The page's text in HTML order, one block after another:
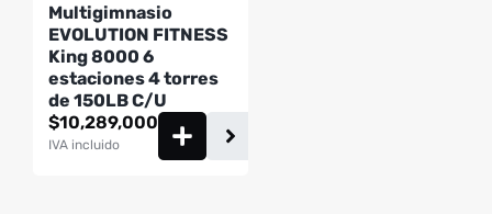
Multigimnasio
EVOLUTION FITNESS
King 8000 6
estaciones 4 torres
de 150LB C/U
$10,289,000
IVA incluido